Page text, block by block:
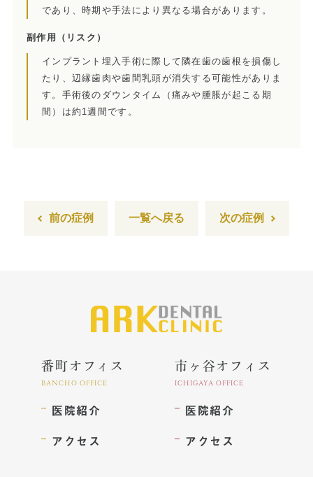
歯科用CT
特殊義歯とは
症例集
歯周外科治療（再生療法）
ホワイトニング
歯科用CT撮影
歯列矯正
であり、時期や手法により異なる場合があります。
副作用 （リスク）
インプラント埋入手術に際して隣在歯の歯根を損傷し
たり、辺縁歯肉や歯間乳頭が消失する可能性がありま
す。手術後のダウンタイム（痛みや腫脹が起こる期
間）は約1週間です。
前の症例 一覧へ戻る 次の症例
番町オフィス
BANCHO OFFICE
医院紹介
アクセス
市ヶ谷オフィス
ICHIGAYA OFFICE
医院紹介
アクセス